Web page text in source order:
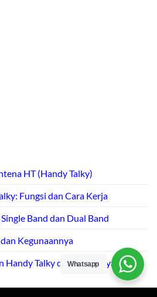
HT (Handy Talky)
Fungsi dan Cara Kerja
Band dan Dual Band
Kegunaannya
Handy Talky dan Fungsinya
Whatsapp